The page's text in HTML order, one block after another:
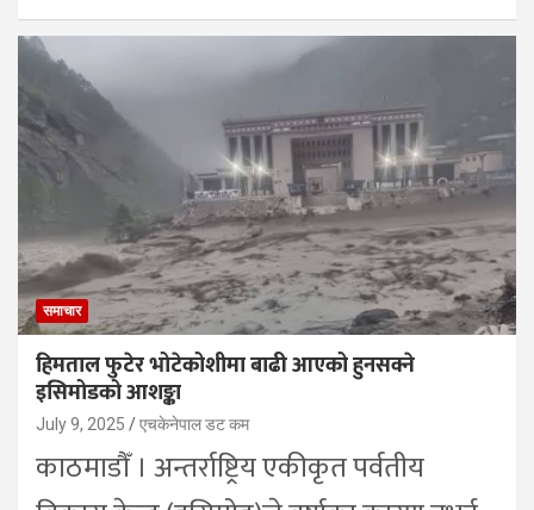
समाचार
हिमताल फुटेर भोटेकोशीमा बाढी आएको हुनसक्ने
इसिमोडको आशङ्का
July 9, 2025 एचकेनेपाल डट कम
काठमाडौँ । अन्तर्राष्ट्रिय एकीकृत पर्वतीय